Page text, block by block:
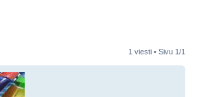
1 viesti • Sivu 1/1